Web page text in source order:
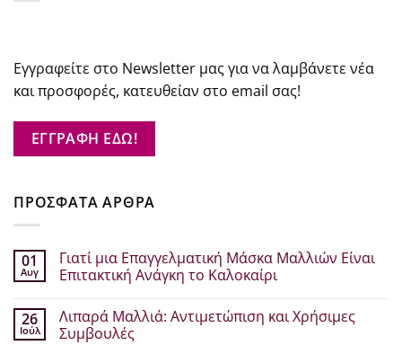
Εγγραφείτε στο Newsletter μας για να λαμβάνετε νέα
και προσφορές, κατευθείαν στο email σας!
ΕΓΓΡΑΦΗ ΕΔΩ!
ΠΡΟΣΦΑΤΑ ΑΡΘΡΑ
01
Αυγ
Γιατί μια Επαγγελματική Μάσκα Μαλλιών Είναι
Επιτακτική Ανάγκη το Καλοκαίρι
σχόλια
στο
Γιατί
26
Ιούλ
Λιπαρά Μαλλιά: Αντιμετώπιση και Χρήσιμες
Συμβουλές